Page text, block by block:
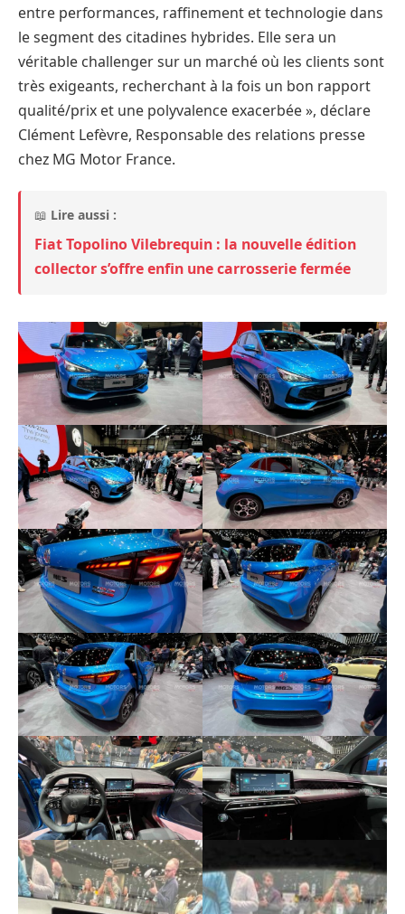
entre performances, raffinement et technologie dans
le segment des citadines hybrides. Elle sera un
véritable challenger sur un marché où les clients sont
très exigeants, recherchant à la fois un bon rapport
qualité/prix et une polyvalence exacerbée », déclare
Clément Lefèvre, Responsable des relations presse
chez MG Motor France.
📖 Lire aussi :
Fiat Topolino Vilebrequin : la nouvelle édition
collector s’offre enfin une carrosserie fermée